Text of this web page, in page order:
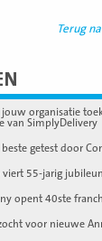
Terug
organisatie
van SimplyDelivery
beste getest door
viert 55-jarig
opent 40ste
voor nieuwe